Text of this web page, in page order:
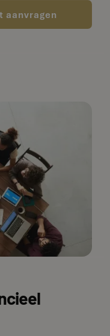
aanvragen